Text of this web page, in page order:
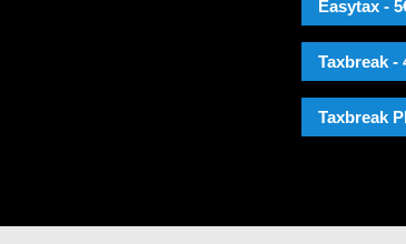
Easytax -
Taxbreak -
Taxbreak